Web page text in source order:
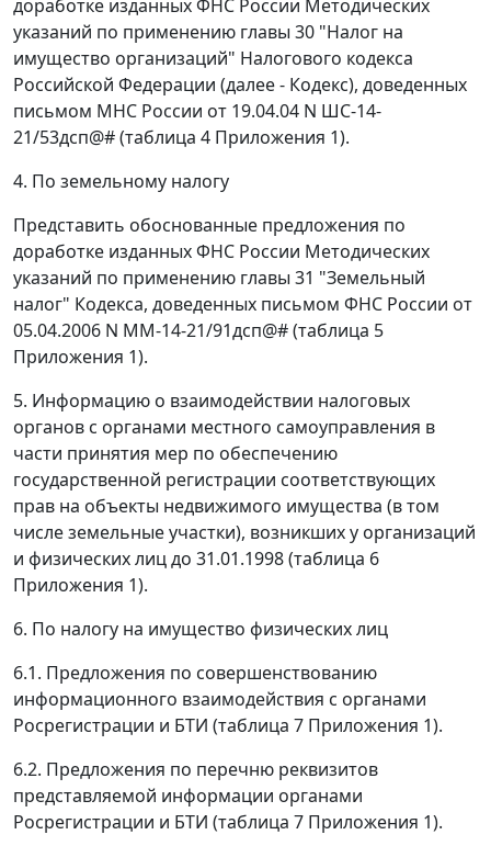
доработке изданных ФНС России Методических
указаний по применению главы 30 "Налог на
имущество организаций" Налогового кодекса
Российской Федерации (далее - Кодекс), доведенных
письмом МНС России от 19.04.04 N ШС-14-
21/53дсп@# (таблица 4 Приложения 1).
4. По земельному налогу
Представить обоснованные предложения по
доработке изданных ФНС России Методических
указаний по применению главы 31 "Земельный
налог" Кодекса, доведенных письмом ФНС России от
05.04.2006 N ММ-14-21/91дсп@# (таблица 5
Приложения 1).
5. Информацию о взаимодействии налоговых
органов с органами местного самоуправления в
части принятия мер по обеспечению
государственной регистрации соответствующих
прав на объекты недвижимого имущества (в том
числе земельные участки), возникших у организаций
и физических лиц до 31.01.1998 (таблица 6
Приложения 1).
6. По налогу на имущество физических лиц
6.1. Предложения по совершенствованию
информационного взаимодействия с органами
Росрегистрации и БТИ (таблица 7 Приложения 1).
6.2. Предложения по перечню реквизитов
представляемой информации органами
Росрегистрации и БТИ (таблица 7 Приложения 1).